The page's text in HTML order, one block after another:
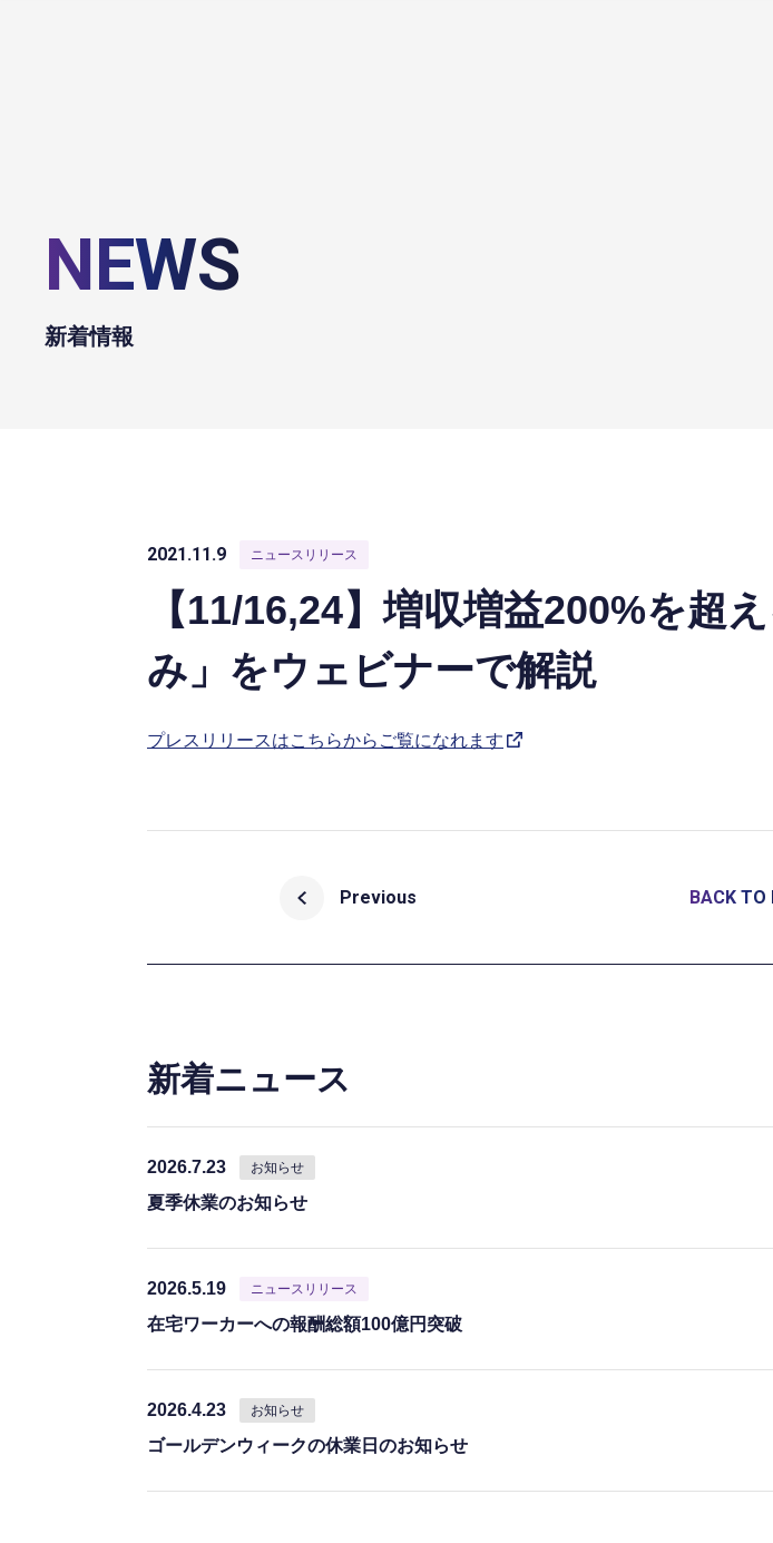
NEWS
新着情報
2021.11.9 ニュースリリース
【11/16,24】増収増益200%を超
み」をウェビナーで解説
プレスリリースはこちらからご覧になれます
Previous BACK TO
新着ニュース
2026.7.23 お知らせ
夏季休業のお知らせ
2026.5.19 ニュースリリース
在宅ワーカーへの報酬総額100億円突破
2026.4.23 お知らせ
ゴールデンウィークの休業日のお知らせ